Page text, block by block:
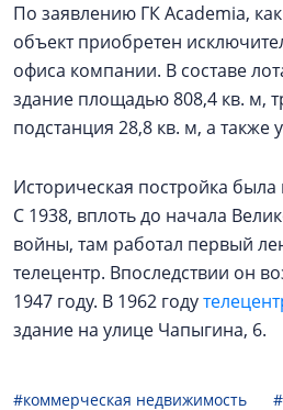
По заявлению ГК Academia, как
объект приобретен
офиса компании. В составе
здание площадью 808,4 кв. м,
подстанция 28,8 кв. м, а также
Историческая постройка была
С 1938, вплоть до начала
войны, там работал первый
телецентр. Впоследствии он
1947 году. В 1962 году
здание на улице Чапыгина, 6.
#коммерческая недвижимость